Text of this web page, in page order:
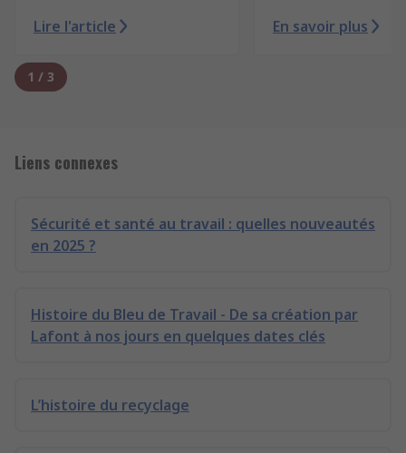
Lire l'article
En savoir plus
1 / 3
Liens connexes
Sécurité et santé au travail : quelles nouveautés
en 2025 ?
Histoire du Bleu de Travail - De sa création par
Lafont à nos jours en quelques dates clés
L’histoire du recyclage